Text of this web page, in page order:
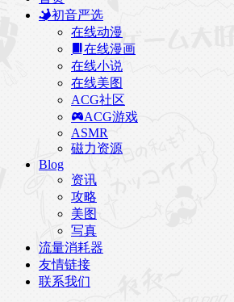
初音严选
在线动漫
在线漫画
在线小说
在线美图
ACG社区
ACG游戏
ASMR
磁力资源
Blog
资讯
攻略
美图
写真
流量消耗器
友情链接
联系我们